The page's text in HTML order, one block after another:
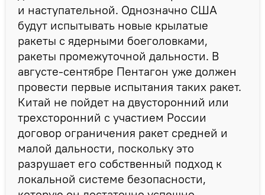
и наступательной. Однозначно США
будут испытывать новые крылатые
ракеты с ядерными боеголовками,
ракеты промежуточной дальности. В
августе-сентябре Пентагон уже должен
провести первые испытания таких ракет.
Китай не пойдет на двусторонний или
трехсторонний с участием России
договор ограничения ракет средней и
малой дальности, поскольку это
разрушает его собственный подход к
локальной системе безопасности,